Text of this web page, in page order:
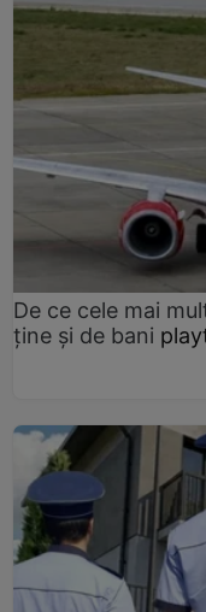
De ce cele mai
ține și de bani